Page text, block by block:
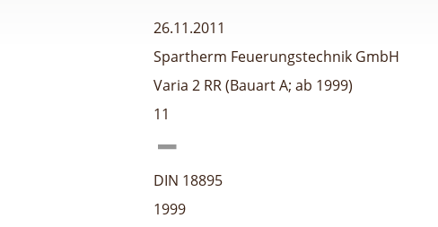
26.11.2011
Spartherm Feuerungstechnik GmbH
Varia 2 RR (Bauart A; ab 1999)
11
DIN 18895
1999